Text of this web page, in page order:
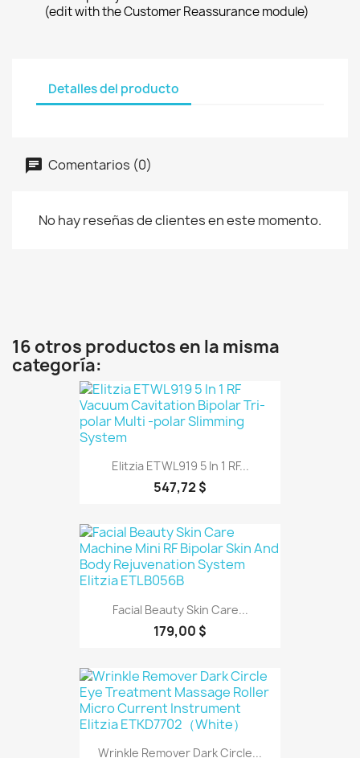
(edit with the Customer Reassurance module)
Detalles del producto
Comentarios (0)
No hay reseñas de clientes en este momento.
16 otros productos en la misma
categoría:
Elitzia ETWL919 5 In 1 RF...
547,72 $
Facial Beauty Skin Care...
179,00 $
Wrinkle Remover Dark Circle...